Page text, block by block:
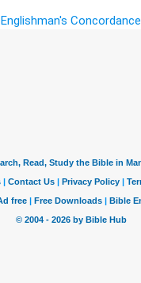
Englishman's Concordance